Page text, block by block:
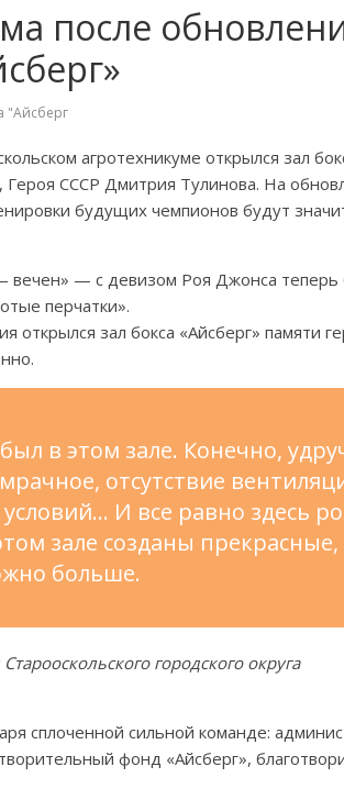
после
"Айсберг
агротехникуме открылся зал
Героя СССР Дмитрия Тулинова. На
будущих чемпионов будут
— с девизом Роя Джонса теперь
перчатки».
открылся зал бокса «Айсберг» памяти
в этом зале. Конечно,
отсутствие
И все равно здесь
зале созданы прекрасные,
больше.
городского округа
сплоченной сильной команде:
фонд «Айсберг»,